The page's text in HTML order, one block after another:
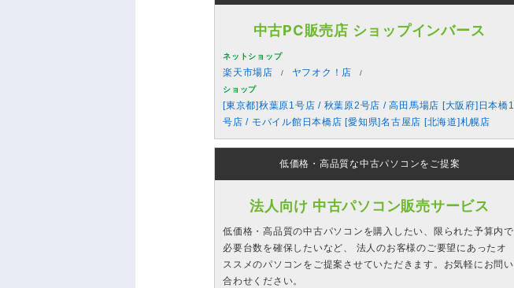
中古PC販売店 ショップインバース
ネットショップ
楽天市場店 ヤフオク！店
ショップ
[東京都]秋葉原1号店 / 秋葉原2号店 / 高田馬場店 [大阪府]日本橋1
号店 / モバイル館日本橋店 [愛知県]名古屋店 [北海道]札幌店
低価格・高品質な中古パソコンをご提案
法人向け 中古パソコン販売サービス
低価格・高品質の中古パソコンを購入したい、限られた予算内で
必要台数を確保したいなど、 法人のお客様のご要望にあったオ
ススメのパソコンをご提案させていただきます。お気軽にお問い
合わせください。